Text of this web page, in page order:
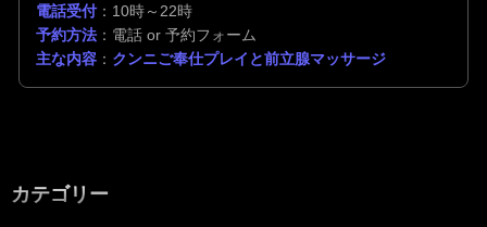
電話受付：10時～22時
予約方法 ：電話 or 予約フォーム
主な内容 ： クンニご奉仕プレイと前立腺マッサージ
カテゴリー